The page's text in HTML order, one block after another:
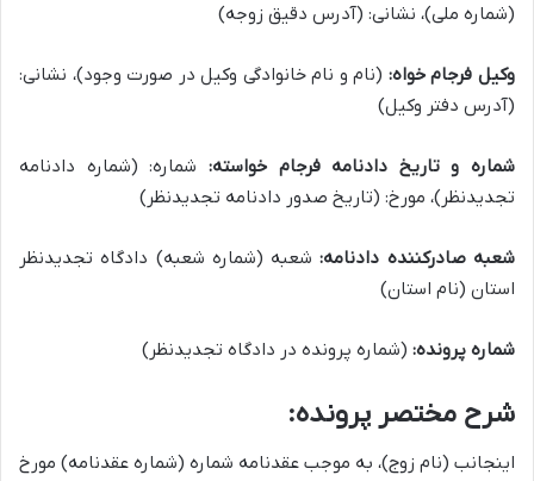
(شماره ملی)، نشانی: (آدرس دقیق زوجه)
وکیل فرجام خواه: (نام و نام خانوادگی وکیل در صورت وجود)، نشانی:
(آدرس دفتر وکیل)
شماره و تاریخ دادنامه فرجام خواسته: شماره: (شماره دادنامه
تجدیدنظر)، مورخ: (تاریخ صدور دادنامه تجدیدنظر)
شعبه صادرکننده دادنامه:شعبه (شماره شعبه) دادگاه تجدیدنظر
استان (نام استان)
شماره پرونده: (شماره پرونده در دادگاه تجدیدنظر)
شرح مختصر پرونده:
اینجانب (نام زوج)، به موجب عقدنامه شماره (شماره عقدنامه) مورخ